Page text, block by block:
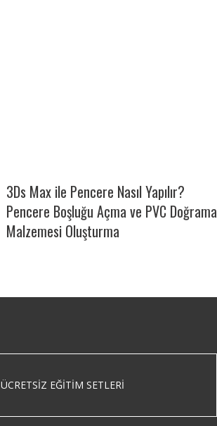
3Ds Max ile Pencere Nasıl Yapılır?
Pencere Boşluğu Açma ve PVC Doğrama
Malzemesi Oluşturma
ÜCRETSIZ EĞITIM SETLERI